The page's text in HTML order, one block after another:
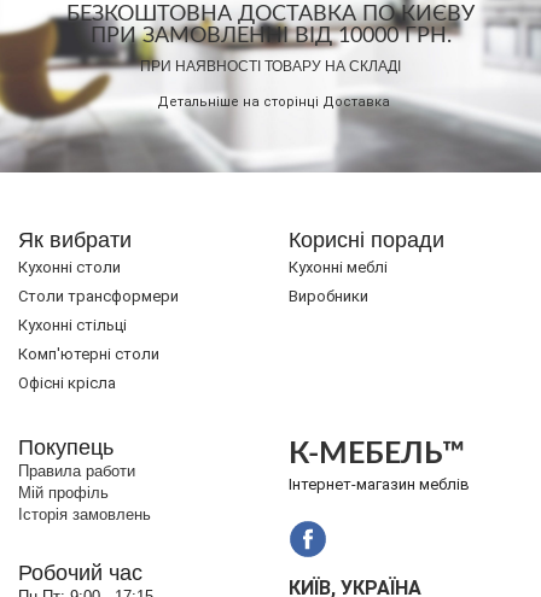
БЕЗКОШТОВНА ДОСТАВКА ПО КИЄВУ
ПРИ ЗАМОВЛЕННІ ВІД 10000 ГРН.
ПРИ НАЯВНОСТІ ТОВАРУ НА СКЛАДІ
Детальніше на сторінці Доставка
Як вибрати
Кухонні столи
Cтоли трансформери
Кухонні стільці
Комп'ютерні столи
Офісні крісла
Корисні поради
Кухонні меблі
Виробники
Покупець
Правила работи
Мій профіль
Історія замовлень
Робочий час
К-МЕБЕЛЬ™
Інтернет-магазин меблів
КИЇВ, УКРАЇНА